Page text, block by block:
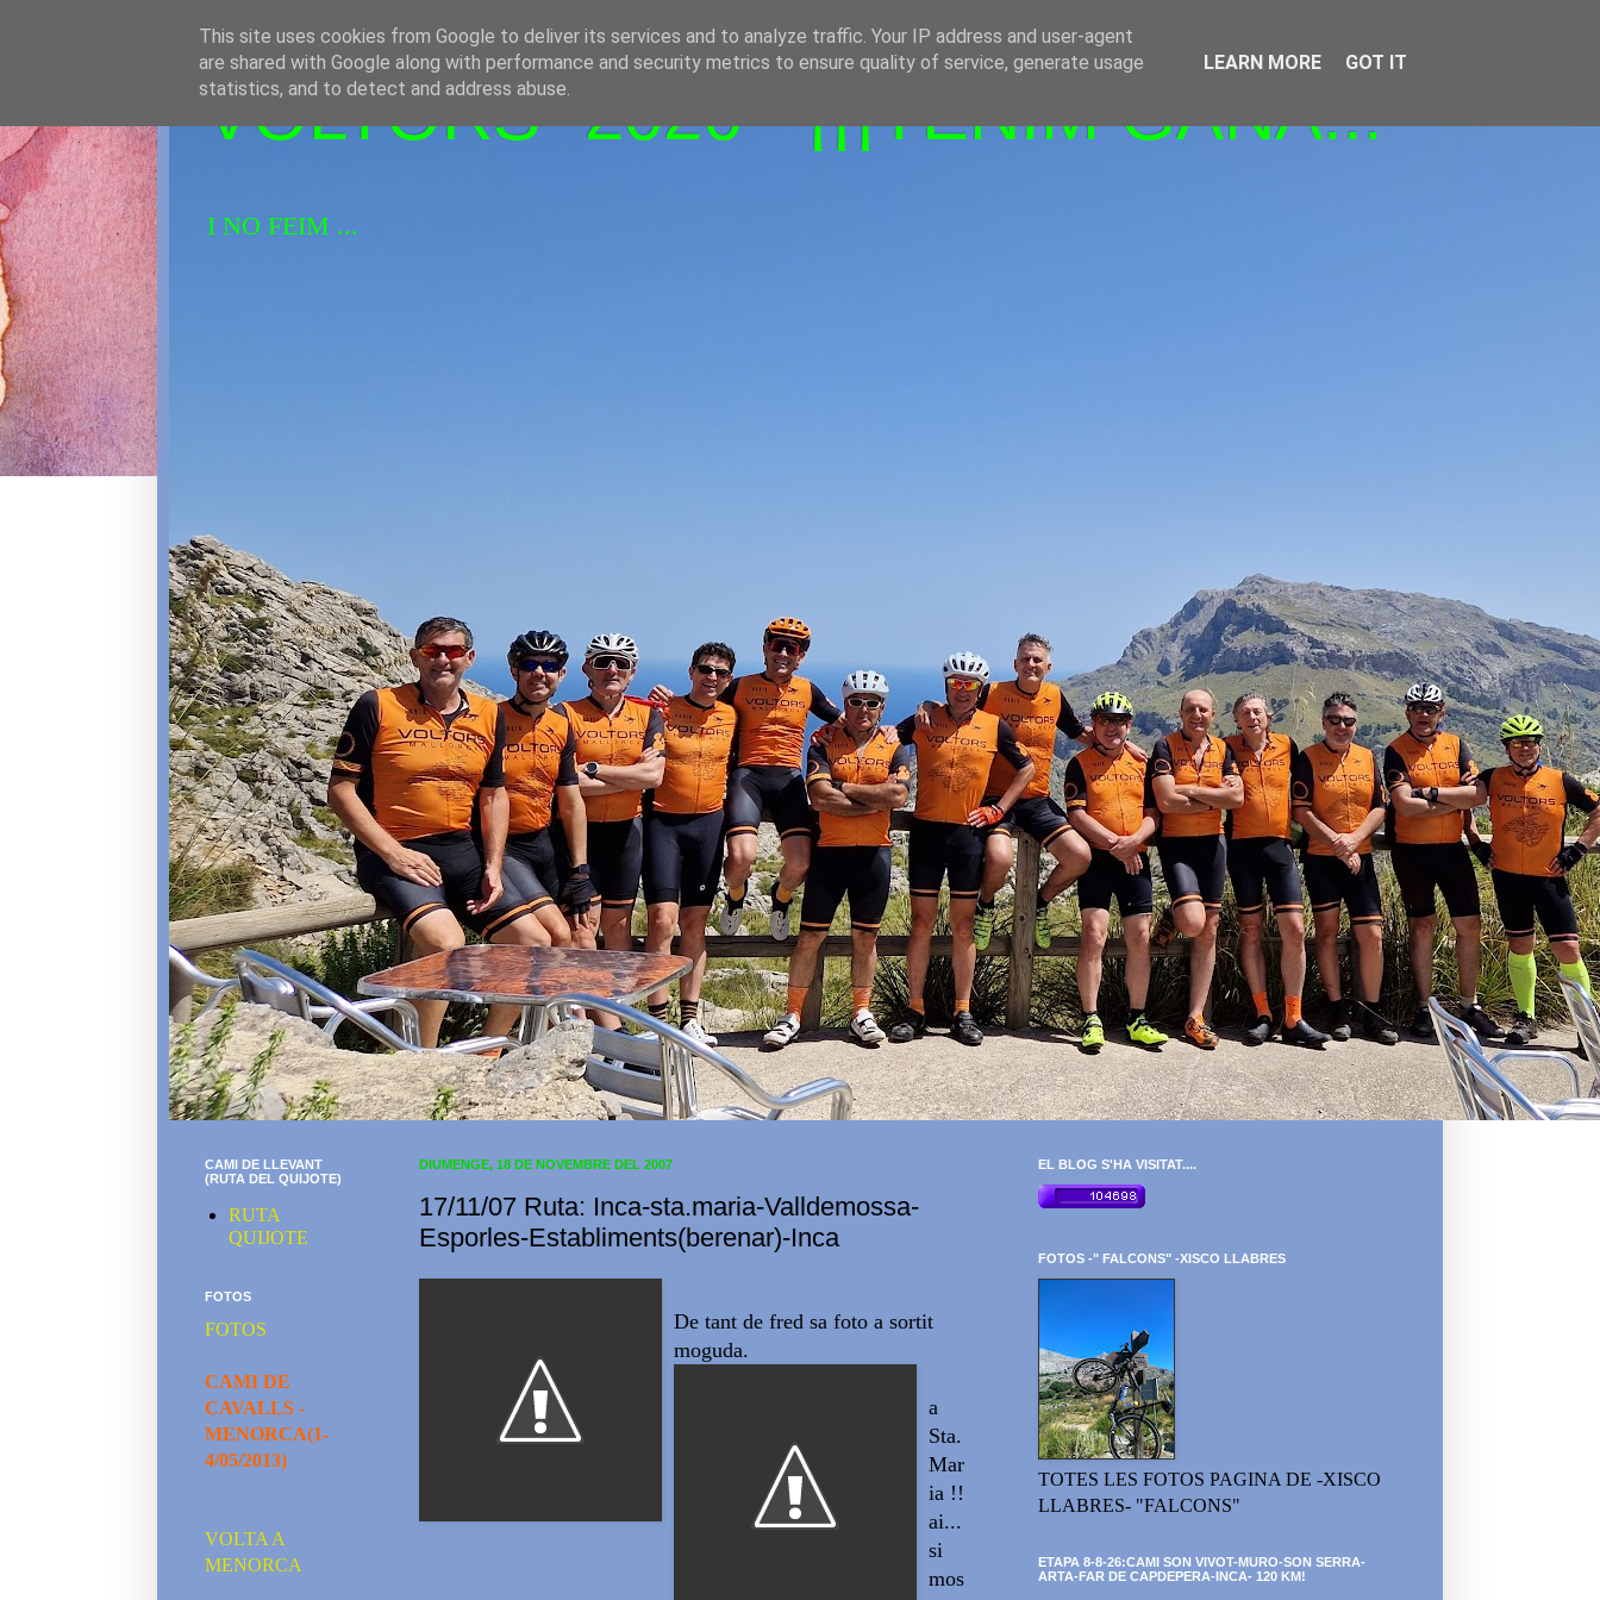
VOLTORS -2026 - ¡¡¡TENIM GANA!!!
I NO FEIM ...
DIUMENGE, 18 DE NOVEMBRE DEL 2007
17/11/07 Ruta: Inca-sta.maria-Valldemossa-
Esporles-Establiments(berenar)-Inca
De tant de fred sa foto a sortit
moguda.
a
Sta.
Mar
ia !!
ai...
si
mos
CAMI DE LLEVANT
(RUTA DEL QUIJOTE)
RUTA
QUIJOTE
FOTOS
FOTOS
CAMI DE
CAVALLS -
MENORCA(1-
4/05/2013)
VOLTA A
MENORCA
EL BLOG S'HA VISITAT....
FOTOS -" FALCONS" -XISCO LLABRES
TOTES LES FOTOS PAGINA DE -XISCO
LLABRES- "FALCONS"
ETAPA 8-8-26:CAMI SON VIVOT-MURO-SON SERRA-
ARTA-FAR DE CAPDEPERA-INCA- 120 KM!
This site uses cookies from Google to deliver its services and to analyze traffic. Your IP address and user-agent
are shared with Google along with performance and security metrics to ensure quality of service, generate usage
statistics, and to detect and address abuse.
LEARN MORE GOT IT